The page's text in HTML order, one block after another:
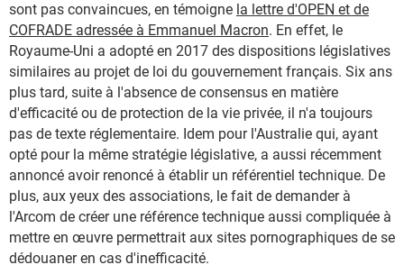
sont pas convaincues, en témoigne la lettre d'OPEN et de
COFRADE adressée à Emmanuel Macron. En effet, le
Royaume-Uni a adopté en 2017 des dispositions législatives
similaires au projet de loi du gouvernement français. Six ans
plus tard, suite à l'absence de consensus en matière
d'efficacité ou de protection de la vie privée, il n'a toujours
pas de texte réglementaire. Idem pour l'Australie qui, ayant
opté pour la même stratégie législative, a aussi récemment
annoncé avoir renoncé à établir un référentiel technique. De
plus, aux yeux des associations, le fait de demander à
l'Arcom de créer une référence technique aussi compliquée à
mettre en œuvre permettrait aux sites pornographiques de se
dédouaner en cas d'inefficacité.